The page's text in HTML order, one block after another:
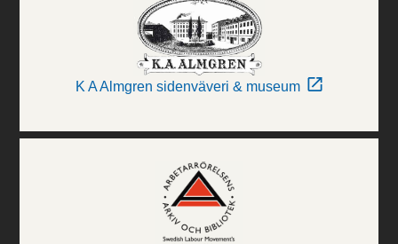
K A Almgren sidenväveri & museum